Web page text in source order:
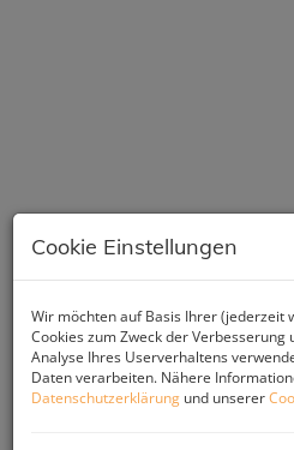
Entdecken Sie Ihr neues
Cookie Einstellungen
Wir möchten auf Basis Ihrer (jederzeit
Cookies zum Zweck der
Analyse Ihres Userverhaltens
Daten verarbeiten. Nähere
Datenschutzerklärung und unserer